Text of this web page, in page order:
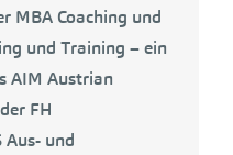
MBA Coaching und
und Training – ein
AIM Austrian
FH
Aus- und